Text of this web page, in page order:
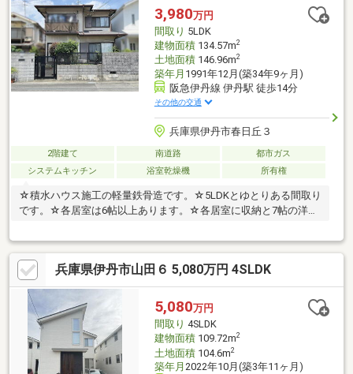
してください！！ ■ローン審査が心配な方も、まずはご相談下さ
い！■
3,980万円
間取り 5LDK
建物面積134.57m2
土地面積146.96m2
築年月 1991年12月(築34年9ヶ月)
阪急伊丹線 伊丹駅 徒歩14分
その他の交通
兵庫県伊丹市春日丘３
2階建て 南道路
都市ガス
システムキッチン
浴室乾燥機 所有権
☆積水ハウス施工の軽量鉄骨造です。☆5LDKとゆとりある間取り
です。☆各居室は6帖以上あります。☆各居室に収納と7帖の洋室
兵庫県伊丹市山田６ 5,080万円 4SLDK
5,080万円
間取り 4SLDK
建物面積109.72m2
土地面積104.6m2
築年月 2022年10月(築3年11ヶ月)